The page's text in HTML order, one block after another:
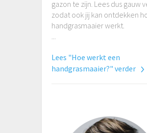
gazon te zijn. Lees dus gauw
zodat ook jij kan ontdekken
handgrasmaaier werkt.
...
Lees "Hoe werkt een
handgrasmaaier?" verder